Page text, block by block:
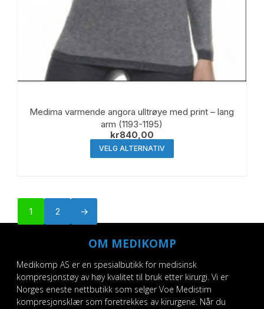
Medima varmende angora ulltrøye med print – lang
arm (1193-1195)
kr840,00
VELG ALTERNATIV
produktet
velges
på
produktsiden
1 2 →
OM MEDIKOMP
Medikomp AS er en spesialbutikk for medisinsk
kompresjonstøy av høy kvalitet til bruk etter kirurgi. Vi er
Norges eneste nettbutikk som selger Voe Medistim
kompresjonsklær som foretrekkes av kirurgene. Når du